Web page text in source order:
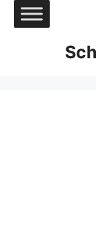
Zum
Inhalt